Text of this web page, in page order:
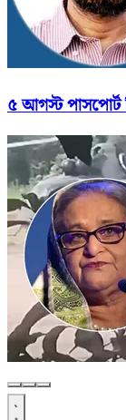
৫ আগস্ট পাসপোর্ট